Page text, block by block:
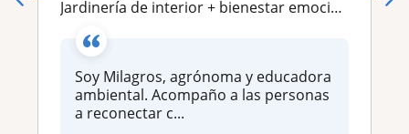
Jardinería de interior + bienestar emocional
Soy Milagros, agrónoma y educadora
ambiental. Acompaño a las personas
a reconectar c...